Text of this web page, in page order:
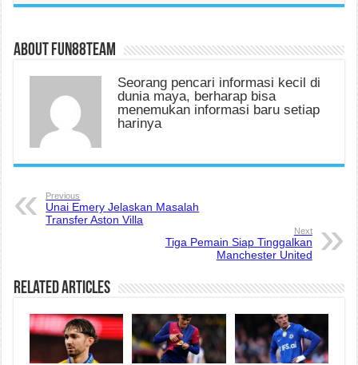
About fun88team
Seorang pencari informasi kecil di
dunia maya, berharap bisa
menemukan informasi baru setiap
harinya
Previous
Unai Emery Jelaskan Masalah
Transfer Aston Villa
Next
Tiga Pemain Siap Tinggalkan
Manchester United
Related Articles